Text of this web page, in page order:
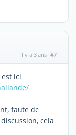
il y a 3 ans #7
ici
faute de
cela